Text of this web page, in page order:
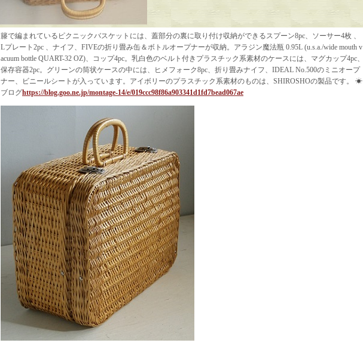
籐で編まれているピクニックバスケットには、蓋部分の裏に取り付け収納ができるスプーン8pc、ソーサー4枚 、
Lプレート2pc 、ナイフ、FIVEの折り畳み缶＆ボトルオープナーが収納。アラジン魔法瓶 0.95L (u.s.a./wide mouth v
acuum bottle QUART-32 OZ)、コップ4pc。乳白色のベルト付きプラスチック系素材のケースには、マグカップ4pc、
保存容器2pc。グリーンの筒状ケースの中には、ヒメフォーク8pc、折り畳みナイフ、IDEAL No.500のミニオープ
ナー、ビニールシートが入っています。アイボリーのプラスチック系素材のものは、SHIROSHOの製品です。 ☀
ブログhttps://blog.goo.ne.jp/montage-14/e/019ccc98f86a903341d1fd7bead067ae